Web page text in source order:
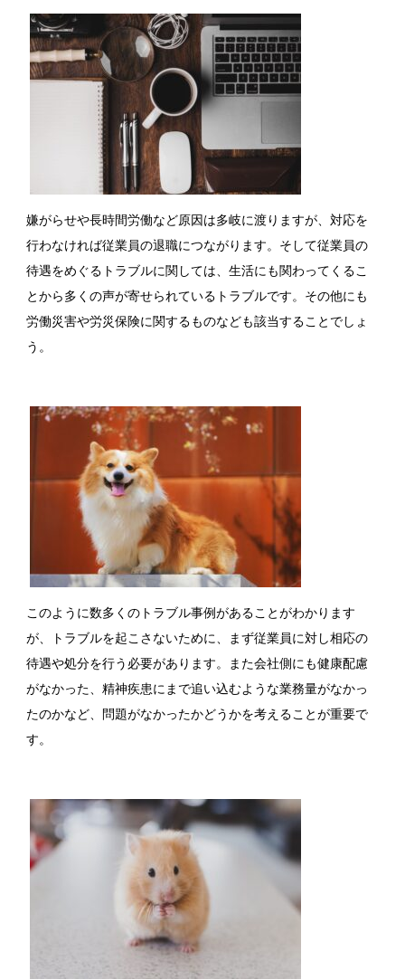
嫌がらせや長時間労働など原因は多岐に渡りますが、対応を
行わなければ従業員の退職につながります。そして従業員の
待遇をめぐるトラブルに関しては、生活にも関わってくるこ
とから多くの声が寄せられているトラブルです。その他にも
労働災害や労災保険に関するものなども該当することでしょ
う。
このように数多くのトラブル事例があることがわかります
が、トラブルを起こさないために、まず従業員に対し相応の
待遇や処分を行う必要があります。また会社側にも健康配慮
がなかった、精神疾患にまで追い込むような業務量がなかっ
たのかなど、問題がなかったかどうかを考えることが重要で
す。